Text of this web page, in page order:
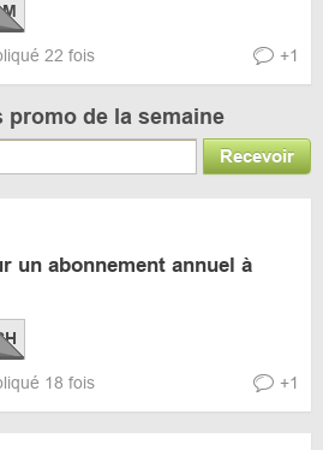
22 fois +1
promo de la semaine
Recevoir
un abonnement annuel à
18 fois +1